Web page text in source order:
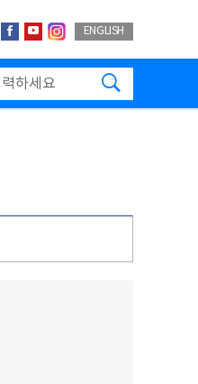
이버블로그
페이스북
유투브인스타그랩
ENGLISH